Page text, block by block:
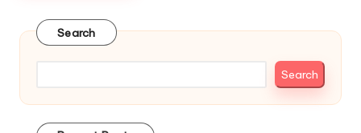
Search
Search